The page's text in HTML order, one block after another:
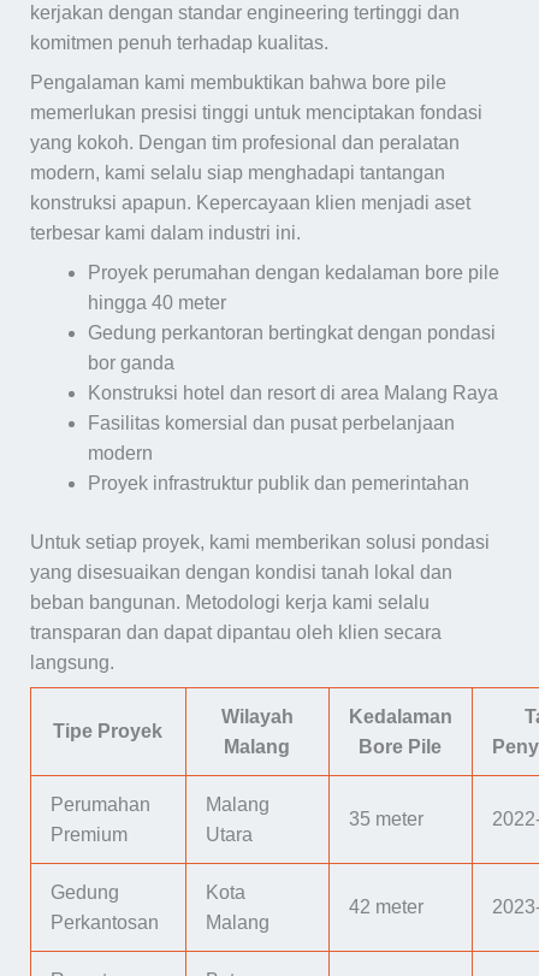
kerjakan dengan standar engineering tertinggi dan
komitmen penuh terhadap kualitas.
Pengalaman kami membuktikan bahwa bore pile
memerlukan presisi tinggi untuk menciptakan fondasi
yang kokoh. Dengan tim profesional dan peralatan
modern, kami selalu siap menghadapi tantangan
konstruksi apapun. Kepercayaan klien menjadi aset
terbesar kami dalam industri ini.
Proyek perumahan dengan kedalaman bore pile
hingga 40 meter
Gedung perkantoran bertingkat dengan pondasi
bor ganda
Konstruksi hotel dan resort di area Malang Raya
Fasilitas komersial dan pusat perbelanjaan
modern
Proyek infrastruktur publik dan pemerintahan
Untuk setiap proyek, kami memberikan solusi pondasi
yang disesuaikan dengan kondisi tanah lokal dan
beban bangunan. Metodologi kerja kami selalu
transparan dan dapat dipantau oleh klien secara
langsung.
Tipe Proyek
Wilayah
Malang
Kedalaman
Bore Pile
Perumahan
Premium
Malang
Utara
35 meter
Gedung
Perkantosan
Kota
Malang
42 meter